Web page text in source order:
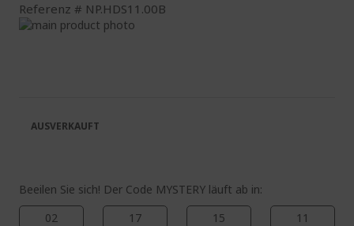
Referenz NP.HDS11.00B
Zum
Beeilen Sie sich! Der Code MYSTERY läuft ab in:
02
17 15 11
AUSVERKAUFT